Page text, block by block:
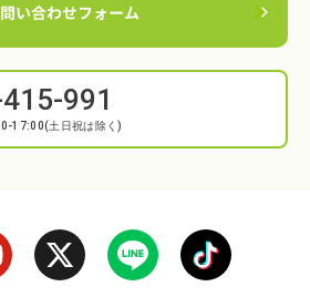
い合わせフォーム
991
17:00(土日祝は除く)
Translation missing:
Translation missing:
line